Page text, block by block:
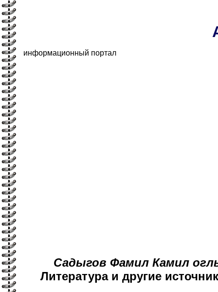
информационный портал
Садыгов Фамил Камил
Литература и другие